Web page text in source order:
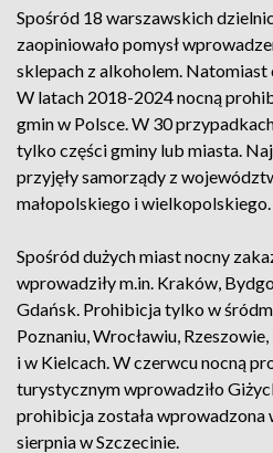
Spośród 18 warszawskich
zaopiniowało pomysł
sklepach z alkoholem. Natomiast
W latach 2018-2024 nocną
gmin w Polsce. W 30
tylko części gminy lub miasta.
przyjęły samorządy z
małopolskiego i wielkopolskiego.
Spośród dużych miast nocny
wprowadziły m.in. Kraków,
Gdańsk. Prohibicja tylko w
Poznaniu, Wrocławiu,
i w Kielcach. W czerwcu nocną
turystycznym wprowadziło
prohibicja została wprowadzona
sierpnia w Szczecinie.